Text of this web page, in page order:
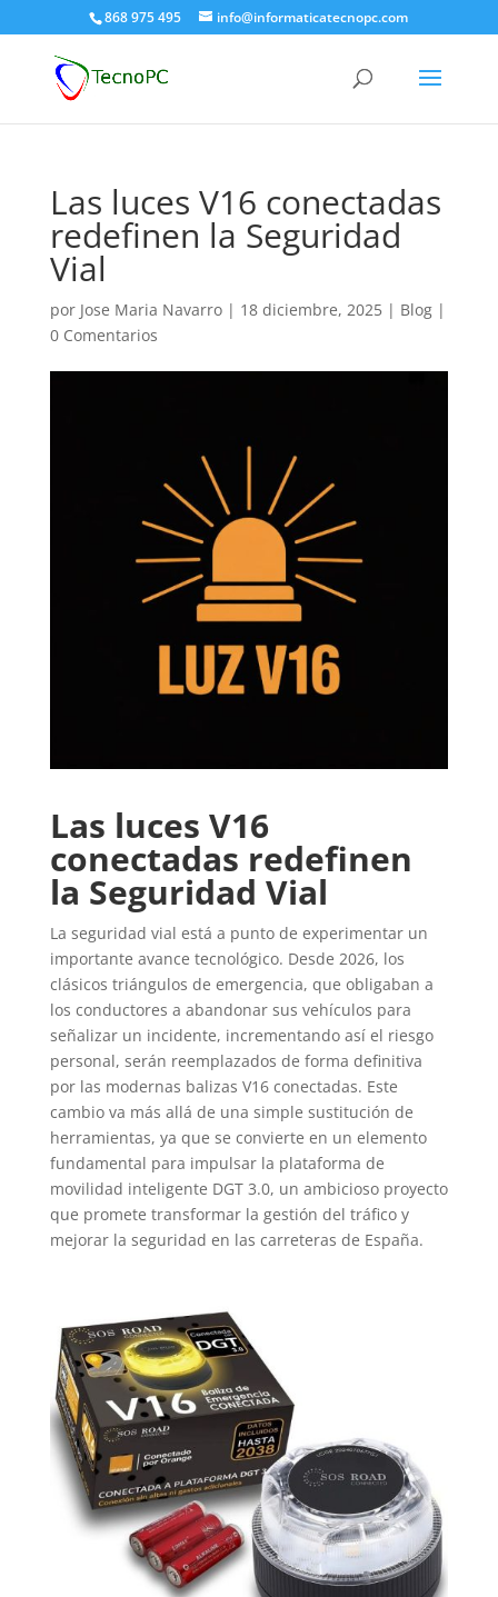
868 975 495 info@informaticatecnopc.com
Las luces V16 conectadas
redefinen la Seguridad
Vial
por Jose Maria Navarro| 18 diciembre, 2025| Blog|
0 Comentarios
Las luces V16
conectadas redefinen
la Seguridad Vial
La seguridad vial está a punto de experimentar un
importante avance tecnológico. Desde 2026, los
clásicos triángulos de emergencia, que obligaban a
los conductores a abandonar sus vehículos para
señalizar un incidente, incrementando así el riesgo
personal, serán reemplazados de forma definitiva
por las modernas balizas V16 conectadas. Este
cambio va más allá de una simple sustitución de
herramientas, ya que se convierte en un elemento
fundamental para impulsar la plataforma de
movilidad inteligente DGT 3.0, un ambicioso proyecto
que promete transformar la gestión del tráfico y
mejorar la seguridad en las carreteras de España.